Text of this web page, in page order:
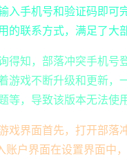
入手机号和验证码即可
联系方式，满足了大
得知，部落冲突手机号
游戏不断升级和更新，
，导致该版本无法使
戏界面首先，打开部落
户界面在设置界面中